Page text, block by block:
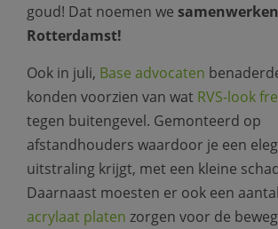
goud! Dat noemen wesamenwerken
Rotterdamst!
Ook in juli, Base advocaten
konden voorzien van wat RVS-look
tegen buitengevel. Gemonteerd op
afstandhouders waardoor je een
uitstraling krijgt, met een kleine
Daarnaast moesten er ook een aantal
acrylaat platen zorgen voor de